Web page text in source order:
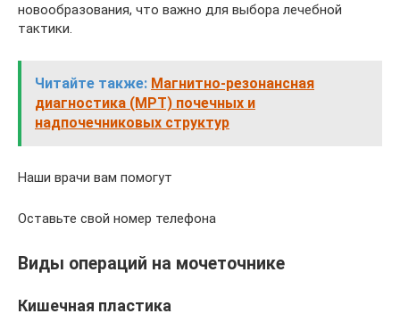
новообразования, что важно для выбора лечебной
тактики.
Читайте также: Магнитно-резонансная
диагностика (МРТ) почечных и
надпочечниковых структур
Наши врачи вам помогут
Оставьте свой номер телефона
Виды операций на мочеточнике
Кишечная пластика